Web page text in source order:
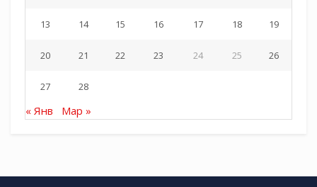
13 14 15 16 17 18 19
20 21 22 23 24 25 26
27 28
« Янв Мар »